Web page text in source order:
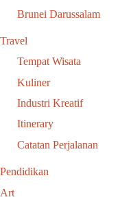
Brunei Darussalam
Travel
Tempat Wisata
Kuliner
Industri Kreatif
Itinerary
Catatan Perjalanan
Pendidikan
Art